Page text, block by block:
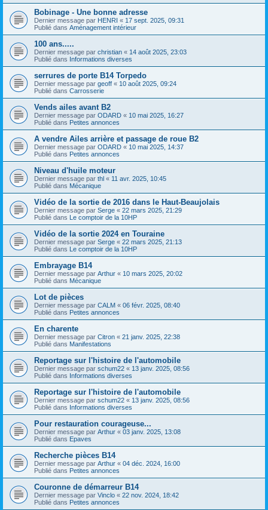
Bobinage - Une bonne adresse
Dernier message par HENRI « 17 sept. 2025, 09:31
Publié dans Aménagement intérieur
100 ans.....
Dernier message par christian « 14 août 2025, 23:03
Publié dans Informations diverses
serrures de porte B14 Torpedo
Dernier message par geoff « 10 août 2025, 09:24
Publié dans Carrosserie
Vends ailes avant B2
Dernier message par ODARD « 10 mai 2025, 16:27
Publié dans Petites annonces
A vendre Ailes arrière et passage de roue B2
Dernier message par ODARD « 10 mai 2025, 14:37
Publié dans Petites annonces
Niveau d'huile moteur
Dernier message par thl « 11 avr. 2025, 10:45
Publié dans Mécanique
Vidéo de la sortie de 2016 dans le Haut-Beaujolais
Dernier message par Serge « 22 mars 2025, 21:29
Publié dans Le comptoir de la 10HP
Vidéo de la sortie 2024 en Touraine
Dernier message par Serge « 22 mars 2025, 21:13
Publié dans Le comptoir de la 10HP
Embrayage B14
Dernier message par Arthur « 10 mars 2025, 20:02
Publié dans Mécanique
Lot de pièces
Dernier message par CALM « 06 févr. 2025, 08:40
Publié dans Petites annonces
En charente
Dernier message par Citron « 21 janv. 2025, 22:38
Publié dans Manifestations
Reportage sur l'histoire de l'automobile
Dernier message par schum22 « 13 janv. 2025, 08:56
Publié dans Informations diverses
Reportage sur l'histoire de l'automobile
Dernier message par schum22 « 13 janv. 2025, 08:56
Publié dans Informations diverses
Pour restauration courageuse...
Dernier message par Arthur « 03 janv. 2025, 13:08
Publié dans Epaves
Recherche pièces B14
Dernier message par Arthur « 04 déc. 2024, 16:00
Publié dans Petites annonces
Couronne de démarreur B14
Dernier message par Vinclo « 22 nov. 2024, 18:42
Publié dans Petites annonces